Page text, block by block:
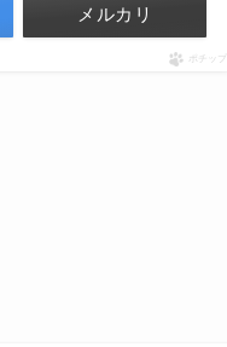
メルカリ
ポチップ